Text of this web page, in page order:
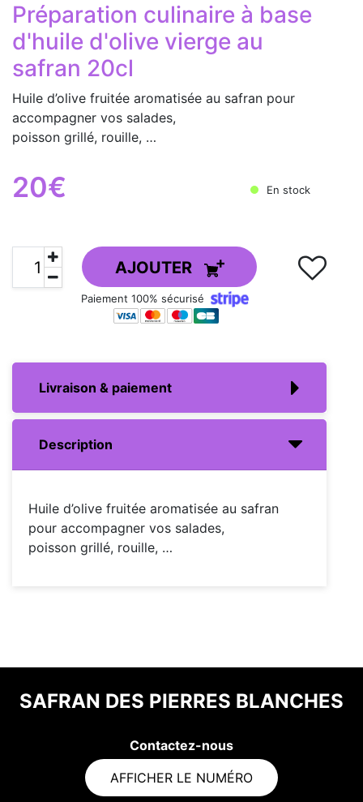
Préparation culinaire à base
d'huile d'olive vierge au
safran 20cl
Huile d’olive fruitée aromatisée au safran pour
accompagner vos salades,
poisson grillé, rouille, …
20€ En stock
AJOUTER
Paiement 100% sécurisé
Livraison & paiement
Description
Huile d’olive fruitée aromatisée au safran
pour accompagner vos salades,
poisson grillé, rouille, …
SAFRAN DES PIERRES BLANCHES
Contactez-nous
AFFICHER LE NUMÉRO